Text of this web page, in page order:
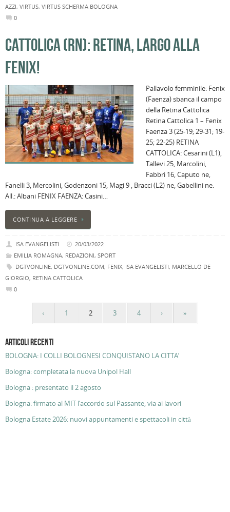
AZZI, VIRTUS, VIRTUS SCHERMA BOLOGNA
0
CATTOLICA (RN): RETINA, LARGO ALLA
FENIX!
Pallavolo femminile: Fenix
(Faenza) sbanca il campo
della Retina Cattolica
Retina Cattolica 1 – Fenix
Faenza 3 (25-19; 29-31; 19-
25; 22-25) RETINA
CATTOLICA: Cesarini (L1),
Tallevi 25, Marcolini,
Fabbri 16, Caputo ne,
Fanelli 3, Mercolini, Godenzoni 15, Magi 9 , Bracci (L2) ne, Gabellini ne.
All.: Albani FENIX FAENZA: Casini…
CONTINUA A LEGGERE
ISA EVANGELISTI
20/03/2022
EMILIA ROMAGNA, REDAZIONI, SPORT
DGTVONLINE, DGTVONLINE.COM, FENIX, ISA EVANGELISTI, MARCELLO DE
GIORGIO, RETINA CATTOLICA
0
‹ 1 2 3 4 › »
ARTICOLI RECENTI
BOLOGNA: I COLLI BOLOGNESI CONQUISTANO LA CITTA’
Bologna: completata la nuova Unipol Hall
Bologna : presentato il 2 agosto
Bologna: firmato al MIT l’accordo sul Passante, via ai lavori
Bologna Estate 2026: nuovi appuntamenti e spettacoli in città